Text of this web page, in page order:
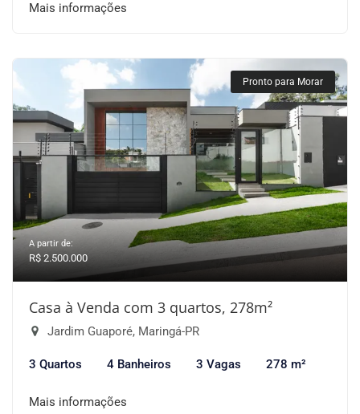
Mais informações
Pronto para Morar
A partir de:
R$ 2.500.000
Casa à Venda com 3 quartos, 278m²
Jardim Guaporé, Maringá-PR
3 Quartos 4 Banheiros 3 Vagas 278 m²
Mais informações